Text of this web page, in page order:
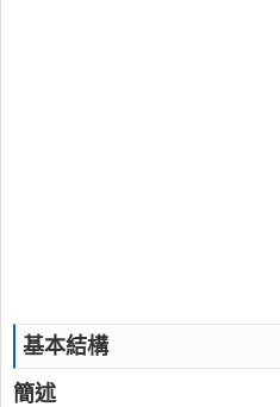
基本結構
簡述